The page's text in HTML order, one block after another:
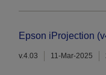
Epson iProjection
v.4.03 11-Mar-2025